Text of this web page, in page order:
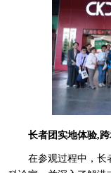
长者团实地体验,
在参观过程中，长